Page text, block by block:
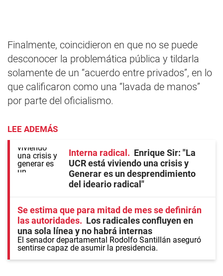
Finalmente, coincidieron en que no se puede
desconocer la problemática pública y tildarla
solamente de un “acuerdo entre privados”, en lo
que calificaron como una “lavada de manos”
por parte del oficialismo.
LEE ADEMÁS
Interna radical
Enrique Sir: "La
UCR está viviendo una crisis y
Generar es un desprendimiento
del ideario radical"
Se estima que para mitad de mes se definirán
las autoridades
Los radicales confluyen en
una sola línea y no habrá internas
El senador departamental Rodolfo Santillán aseguró
sentirse capaz de asumir la presidencia.